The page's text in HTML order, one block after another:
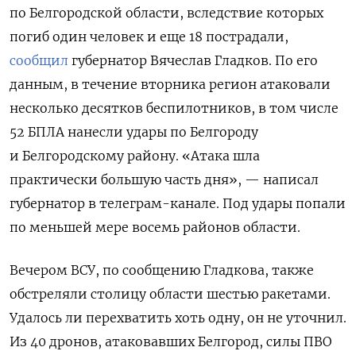
по Белгородской области, вследствие которых
погиб один человек и еще 18 пострадали,
сообщил губернатор Вячеслав Гладков. По его
данным, в течение вторника регион атаковали
несколько десятков беспилотников, в том числе
52 БПЛА нанесли удары по Белгороду
и Белгородскому району. «Атака шла
практически большую часть дня», — написал
губернатор в телеграм-канале. Под удары попали
по меньшей мере восемь районов области.
Вечером ВСУ, по сообщению Гладкова, также
обстреляли столицу области шестью ракетами.
Удалось ли перехватить хоть одну, он не уточнил.
Из 40 дронов, атаковавших Белгород, силы ПВО